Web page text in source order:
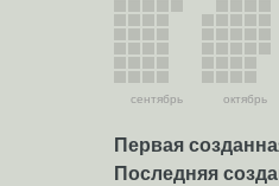
сентябрь октябрь
Первая
Последняя